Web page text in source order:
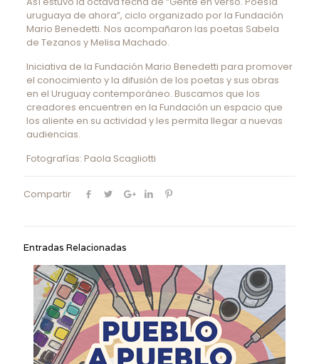
uruguaya de ahora”, ciclo organizado por la Fundación
Mario Benedetti. Nos acompañaron las poetas Sabela
de Tezanos y Melisa Machado.
Iniciativa de la Fundación Mario Benedetti para promover
el conocimiento y la difusión de los poetas y sus obras
en el Uruguay contemporáneo. Buscamos que los
creadores encuentren en la Fundación un espacio que
los aliente en su actividad y les permita llegar a nuevas
audiencias.
Fotografías: Paola Scagliotti
Compartir
Entradas Relacionadas